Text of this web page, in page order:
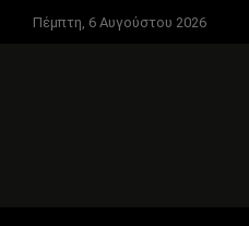
Πέμπτη, 6 Αυγούστου 2026